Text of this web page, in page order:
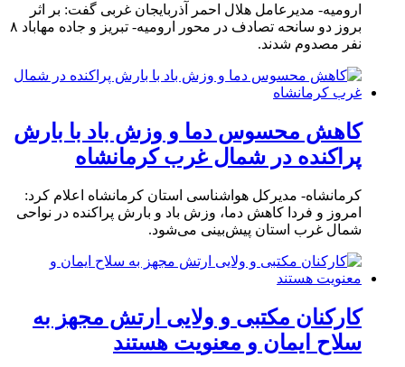
ارومیه- مدیرعامل هلال احمر آذربایجان غربی گفت: بر اثر
بروز دو سانحه تصادف در محور ارومیه- تبریز و جاده مهاباد ۸
نفر مصدوم شدند.
کاهش محسوس دما و وزش باد با بارش
پراکنده در شمال غرب کرمانشاه
کرمانشاه- مدیرکل هواشناسی استان کرمانشاه اعلام کرد:
امروز و فردا کاهش دما، وزش باد و بارش پراکنده در نواحی
شمال غرب استان پیش‌بینی می‌شود.
کارکنان مکتبی و ولایی ارتش مجهز به
سلاح ایمان و معنویت هستند